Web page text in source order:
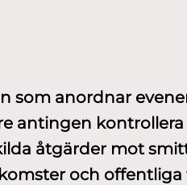
som anordnar
antingen kontrollera
åtgärder mot
och